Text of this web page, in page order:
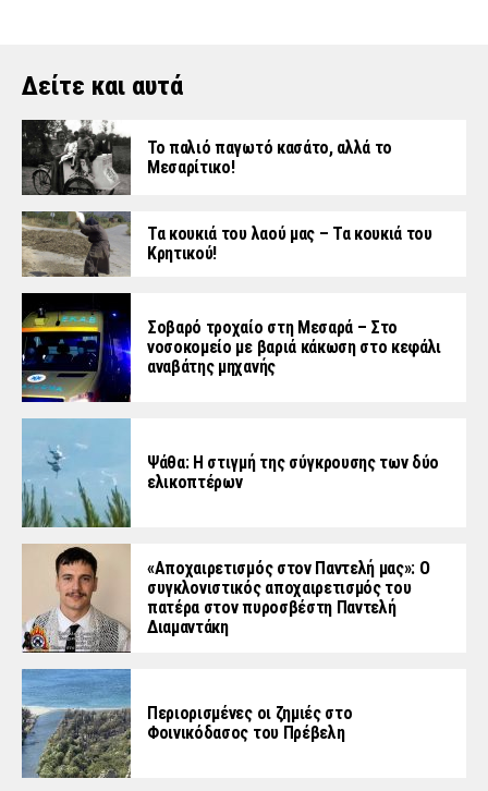
Δείτε και αυτά
Το παλιό παγωτό κασάτο, αλλά το
Μεσαρίτικο!
Τα κουκιά του λαού μας – Τα κουκιά του
Κρητικού!
Σοβαρό τροχαίο στη Μεσαρά – Στο
νοσοκομείο με βαριά κάκωση στο κεφάλι
αναβάτης μηχανής
Ψάθα: Η στιγμή της σύγκρουσης των δύο
ελικοπτέρων
«Aποχαιρετισμός στον Παντελή μας»: Ο
συγκλονιστικός αποχαιρετισμός του
πατέρα στον πυροσβέστη Παντελή
Διαμαντάκη
Περιορισμένες οι ζημιές στο
Φοινικόδασος του Πρέβελη